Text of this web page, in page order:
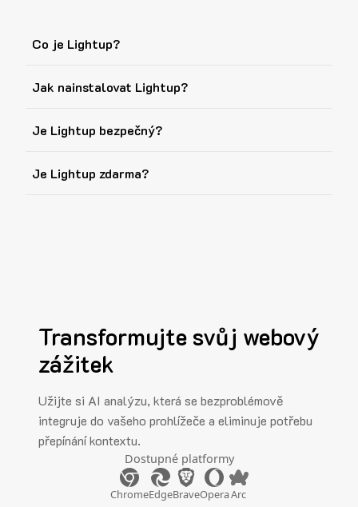
Co je Lightup?
Jak nainstalovat Lightup?
Je Lightup bezpečný?
Je Lightup zdarma?
Transformujte svůj webový
zážitek
Užijte si AI analýzu, která se bezproblémově
integruje do vašeho prohlížeče a eliminuje potřebu
přepínání kontextu.
Dostupné platformy
ChromeEdgeBraveOperaArc